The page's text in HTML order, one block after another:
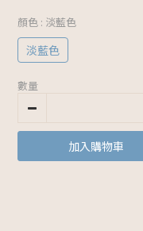
顏色 : 淡藍色
淡藍色
數量
加入購物車